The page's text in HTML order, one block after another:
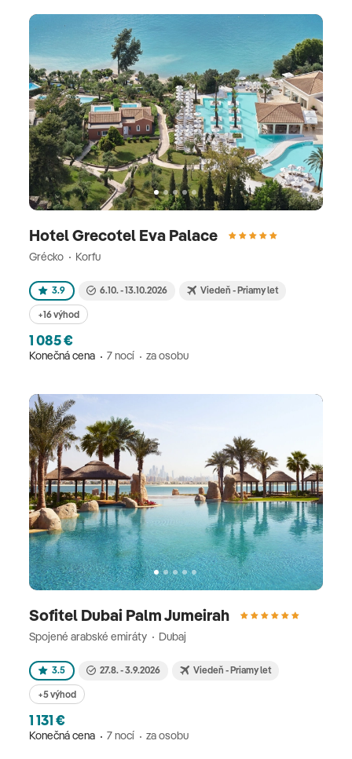
Hotel Grecotel Eva Palace
Grécko Korfu
3.9 6.10. - 13.10.2026 Viedeň - Priamy let
+16 výhod
1 085 €
Konečná cena 7 nocí za osobu
Sofitel Dubai Palm Jumeirah
Spojené arabské emiráty Dubaj
3.5 27.8. - 3.9.2026 Viedeň - Priamy let
+5 výhod
1 131 €
Konečná cena 7 nocí za osobu